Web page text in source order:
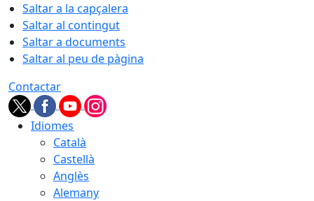
Saltar a la capçalera
Saltar al contingut
Saltar a documents
Saltar al peu de pàgina
Contactar
Idiomes
Català
Castellà
Anglès
Alemany